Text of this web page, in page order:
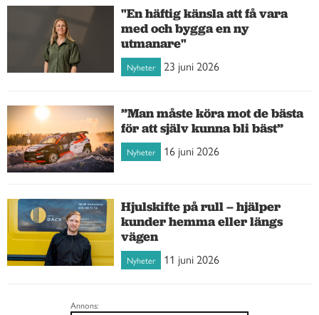
"En häftig känsla att få vara
med och bygga en ny
utmanare"
Nyheter 23 juni 2026
”Man måste köra mot de bästa
för att själv kunna bli bäst”
Nyheter 16 juni 2026
Hjulskifte på rull – hjälper
kunder hemma eller längs
vägen
Nyheter 11 juni 2026
Annons: